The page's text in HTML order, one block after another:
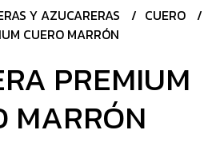
Y AZUCARERAS
CUERO
CUERO MARRÓN
PREMIUM
MARRÓN